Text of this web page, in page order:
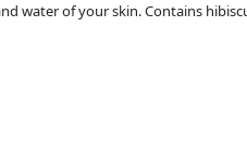
water of your skin. Contains